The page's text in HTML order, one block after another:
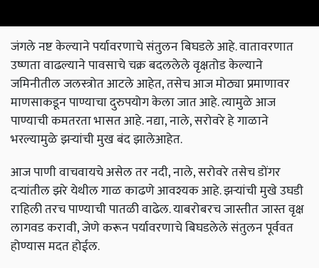
जंगले नष्ट केल्याने पर्यावरणाचे संतुलन बिघडले आहे. वातावरणात
उष्णता वाढल्याने पावसाचे चक्र बदललेले वृक्षतोड केल्याने
जमिनीतील जलस्त्रोत आटले आहेत, तसेच आज मोठ्या प्रमाणावर
माणसाकडून पाण्याचा दुरुपयोग केला जात आहे. त्यामुळे आज
पाण्याची कमतरता भासत आहे. नद्या, नाले, सरोवरे हे गाळाने
भरल्यामुळे झर्‍यांची मुख बंद झालेआहेत.
आज पाणी वाचवायचे असेल तर नदी, नाले, सरोवरे तसेच डोंगर
दर्‍यांतील झरे येथील गाळ काढणे आवश्यक आहे. झर्‍यांची मुखे उघडी
राहिली तरच पाण्याची पातळी वाढेल. याबरोबरच जास्तीत जास्त वृक्ष
लागवड करावी, जेणे करून पर्यावरणाचे बिघडलेले संतुलन पूर्ववत
होण्यास मदत होईल.